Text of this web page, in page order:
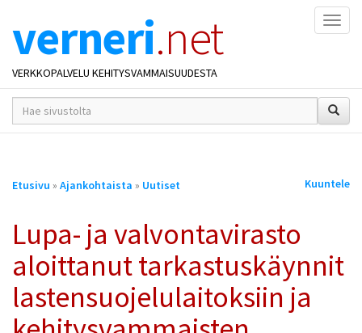
verneri.net
VERKKOPALVELU KEHITYSVAMMAISUUDESTA
hakusana(t)
*
Olet
Etusivu » Ajankohtaista » Uutiset Kuuntele
Lupa- ja valvontavirasto
aloittanut tarkastuskäynnit
lastensuojelulaitoksiin ja